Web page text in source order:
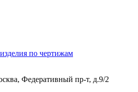
по чертижам
Федеративный пр-т, д.9/2